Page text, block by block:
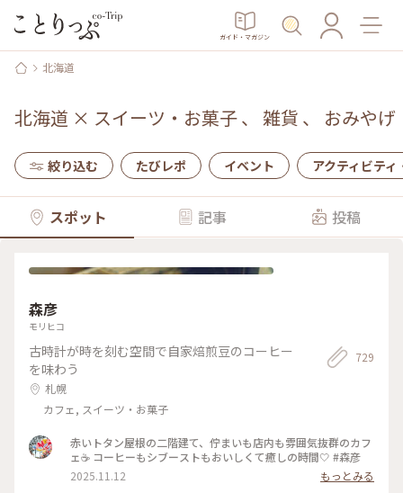
ガイド・マガジン
北海道
北海道 × スイーツ・お菓子、 雑貨 、 おみやげ
絞り込む たびレポ イベント アクティビティ
スポット 記事 投稿
森彦
モリヒコ
古時計が時を刻む空間で自家焙煎豆のコーヒー
を味わう
札幌
カフェ, スイーツ・お菓子
729
赤いトタン屋根の二階建て、佇まいも店内も雰囲気抜群のカフ
ェ☕️ コーヒーもシブーストもおいしくて癒しの時間🤍 #森彦
2025.11.12
もっとみる